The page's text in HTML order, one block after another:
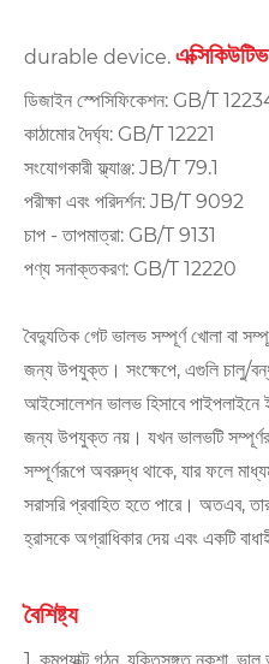
durable device. এক্সিকিউটিভ
ডিজাইন স্পেসিফিকেশন: GB/T
কাঠামোর দৈর্ঘ্য: GB/T 12221
সংযোগকারী ফ্ল্যাঞ্জ: JB/T 79.1
পরীক্ষা এবং পরিদর্শন: JB/T 9092
চাপ - তাপমাত্রা: GB/T 9131
পণ্য সনাক্তকরণ: GB/T 12220
বৈদ্যুতিক গেট ভালভ সম্পূর্ণ খোলা বা
জন্য উপযুক্ত। সংক্ষেপে, এগুলি চালু/
আইসোলেশন ভালভ হিসাবে পাইপলাইনে
জন্য উপযুক্ত নয়। যখন ভালভটি
সম্পূর্ণরূপে অবরুদ্ধ থাকে, যার ফলে
সরাসরি প্রবাহিত হতে পারে। অতএব,
হ্রাসকে অগ্রাধিকার দেয় এবং একটি
বৈশিষ্ট্য